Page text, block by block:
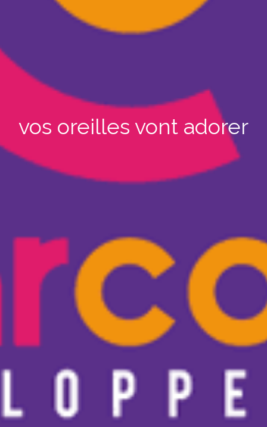
vos oreilles vont adorer